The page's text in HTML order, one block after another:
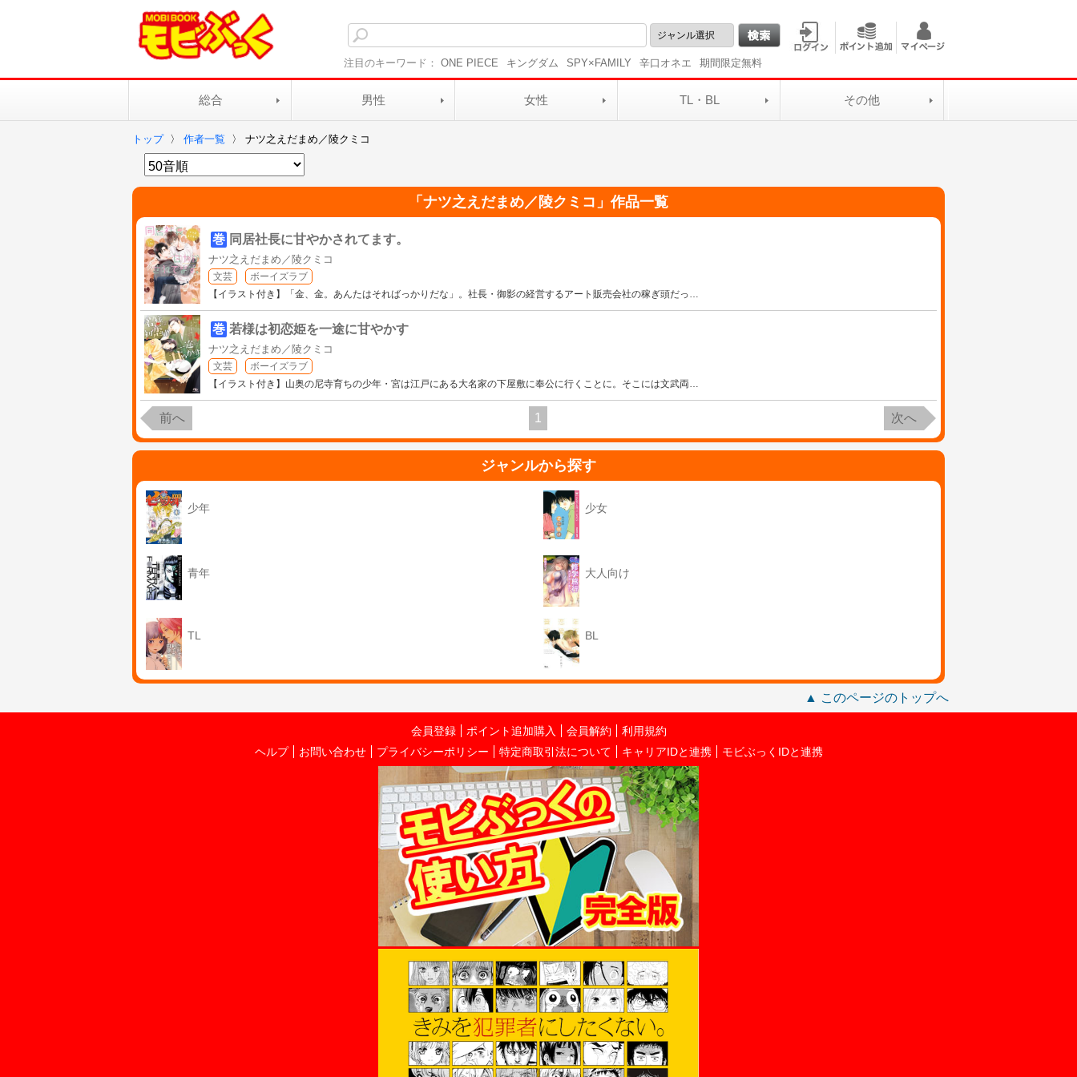
注目のキーワード： ONE PIECE キングダム SPY×FAMILY 辛口オネエ 期間限定無料
総合 男性 女性 TL・BL その他
トップ 〉 作者一覧 〉 ナツ之えだまめ／陵クミコ
「 ナツ之えだまめ／陵クミコ 」作品一覧
巻 同居社長に甘やかされてます。
ナツ之えだまめ／陵クミコ
文芸
ボーイズラブ
【イラスト付き】「金、金。あんたはそればっかりだな」。社長・御影の経営するアート販売会社の稼ぎ頭だっ…
巻 若様は初恋姫を一途に甘やかす
ナツ之えだまめ／陵クミコ
文芸
ボーイズラブ
【イラスト付き】山奥の尼寺育ちの少年・宮は江戸にある大名家の下屋敷に奉公に行くことに。そこには文武両…
前へ 1 次へ
ジャンルから探す
少年 少女
青年 大人向け
TL BL
▲ このページのトップへ
会員登録 ポイント追加購入 会員解約
利用規約
ヘルプ
お問い合わせ プライバシーポリシー 特定商取引法について キャリアIDと連携 モビぶっくIDと連携